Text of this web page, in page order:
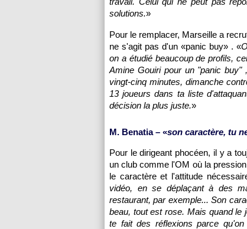
solutions.»
Pour le remplacer, Marseille a
ne s'agit pas d'un «panic buy» . «
on a étudié beaucoup de profils,
Amine Gouiri pour un "panic
vingt-cinq minutes, dimanche
13 joueurs dans ta liste
décision la plus juste.»
M. Benatia – «son caractère, tu
Pour le dirigeant phocéen, il y a
un club comme l'OM où la
le caractère et l'attitude
vidéo, en se déplaçant à des
restaurant, par exemple... Son
beau, tout est rose. Mais quand
te fait des réflexions parce